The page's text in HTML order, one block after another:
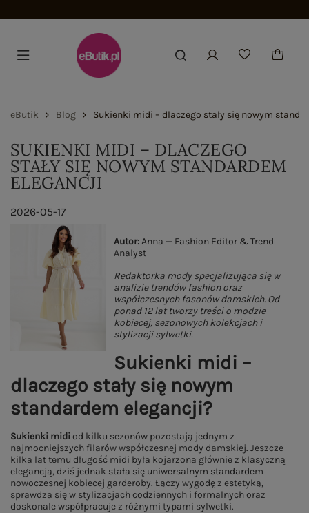
eButik Blog Sukienki midi – dlaczego stały się nowym
SUKIENKI MIDI – DLACZEGO
STAŁY SIĘ NOWYM STANDARDEM
ELEGANCJI
2026-05-17
Autor:Anna — Fashion Editor & Trend
Analyst
Redaktorka mody specjalizująca się w
analizie trendów fashion oraz
współczesnych fasonów damskich. Od
ponad 12 lat tworzy treści o modzie
kobiecej, sezonowych kolekcjach i
stylizacji sylwetki.
Sukienki midi –
dlaczego stały się nowym
standardem elegancji?
Sukienki midiod kilku sezonów pozostają jednym z
najmocniejszych filarów współczesnej mody damskiej. Jeszcze
kilka lat temu długość midi była kojarzona głównie z klasyczną
elegancją, dziś jednak stała się uniwersalnym standardem
nowoczesnej kobiecej garderoby. Łączy wygodę z estetyką,
sprawdza się w stylizacjach codziennych i formalnych oraz
doskonale współpracuje z różnymi typami sylwetki.